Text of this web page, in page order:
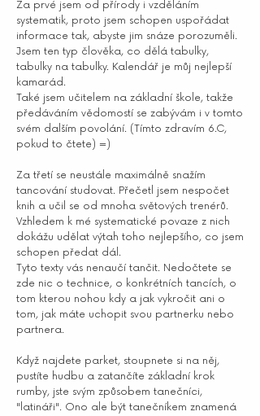
Za prvé jsem od přírody i vzděláním
systematik, proto jsem schopen uspořádat
informace tak, abyste jim snáze porozuměli.
Jsem ten typ člověka, co dělá tabulky,
tabulky na tabulky. Kalendář je můj nejlepší
kamarád.
Také jsem učitelem na základní škole, takže
předáváním vědomostí se zabývám i v tomto
svém dalším povolání. (Tímto zdravím 6.C,
pokud to čtete) =)
Za třetí se neustále maximálně snažím
tancování studovat. Přečetl jsem nespočet
knih a učil se od mnoha světových trenérů.
Vzhledem k mé systematické povaze z nich
dokážu udělat výtah toho nejlepšího, co jsem
schopen předat dál.
Tyto texty vás nenaučí tančit. Nedočtete se
zde nic o technice, o konkrétních tancích, o
tom kterou nohou kdy a jak vykročit ani o
tom, jak máte uchopit svou partnerku nebo
partnera.
Když najdete parket, stoupnete si na něj,
pustíte hudbu a zatančíte základní krok
rumby, jste svým způsobem tanečníci,
"latináři". Ono ale být tanečníkem znamená